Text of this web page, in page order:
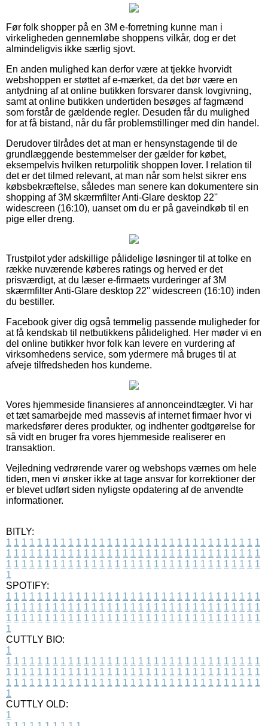
Før folk shopper på en 3M e-forretning kunne man i
virkeligheden gennemløbe shoppens vilkår, dog er det
almindeligvis ikke særlig sjovt.
En anden mulighed kan derfor være at tjekke hvorvidt
webshoppen er støttet af e-mærket, da det bør være en
antydning af at online butikken forsvarer dansk lovgivning,
samt at online butikken undertiden besøges af fagmænd
som forstår de gældende regler. Desuden får du mulighed
for at få bistand, når du får problemstillinger med din handel.
Derudover tilrådes det at man er hensynstagende til de
grundlæggende bestemmelser der gælder for købet,
eksempelvis hvilken returpolitik shoppen lover. I relation til
det er det tilmed relevant, at man når som helst sikrer ens
købsbekræftelse, således man senere kan dokumentere sin
shopping af 3M skærmfilter Anti-Glare desktop 22''
widescreen (16:10), uanset om du er på gaveindkøb til en
pige eller dreng.
Trustpilot yder adskillige pålidelige løsninger til at tolke en
række nuværende køberes ratings og herved er det
prisværdigt, at du læser e-firmaets vurderinger af 3M
skærmfilter Anti-Glare desktop 22'' widescreen (16:10) inden
du bestiller.
Facebook giver dig også temmelig passende muligheder for
at få kendskab til netbutikkens pålidelighed. Her møder vi en
del online butikker hvor folk kan levere en vurdering af
virksomhedens service, som ydermere må bruges til at
afveje tilfredsheden hos kunderne.
Vores hjemmeside finansieres af annonceindtægter. Vi har
et tæt samarbejde med massevis af internet firmaer hvor vi
markedsfører deres produkter, og indhenter godtgørelse for
så vidt en bruger fra vores hjemmeside realiserer en
transaktion.
Vejledning vedrørende varer og webshops værnes om hele
tiden, men vi ønsker ikke at tage ansvar for korrektioner der
er blevet udført siden nyligste opdatering af de anvendte
informationer.
BITLY:
1 1 1 1 1 1 1 1 1 1 1 1 1 1 1 1 1 1 1 1 1 1 1 1 1 1 1 1 1 1 1 1 1
1 1 1 1 1 1 1 1 1 1 1 1 1 1 1 1 1 1 1 1 1 1 1 1 1 1 1 1 1 1 1 1 1
1 1 1 1 1 1 1 1 1 1 1 1 1 1 1 1 1 1 1 1 1 1 1 1 1 1 1 1 1 1 1 1 1
1
SPOTIFY:
1 1 1 1 1 1 1 1 1 1 1 1 1 1 1 1 1 1 1 1 1 1 1 1 1 1 1 1 1 1 1 1 1
1 1 1 1 1 1 1 1 1 1 1 1 1 1 1 1 1 1 1 1 1 1 1 1 1 1 1 1 1 1 1 1 1
1 1 1 1 1 1 1 1 1 1 1 1 1 1 1 1 1 1 1 1 1 1 1 1 1 1 1 1 1 1 1 1 1
1
CUTTLY BIO:
1
1 1 1 1 1 1 1 1 1 1 1 1 1 1 1 1 1 1 1 1 1 1 1 1 1 1 1 1 1 1 1 1 1
1 1 1 1 1 1 1 1 1 1 1 1 1 1 1 1 1 1 1 1 1 1 1 1 1 1 1 1 1 1 1 1 1
1 1 1 1 1 1 1 1 1 1 1 1 1 1 1 1 1 1 1 1 1 1 1 1 1 1 1 1 1 1 1 1 1
1
CUTTLY OLD:
1